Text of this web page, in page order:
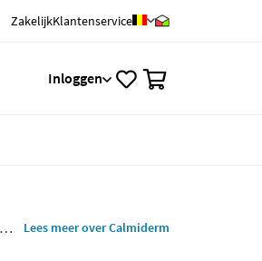
ZakelijkKlantenservice
Inloggen
Lees meer over Calmiderm